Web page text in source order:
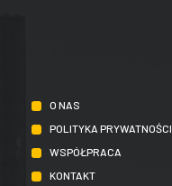
O NAS
POLITYKA PRYWATNOŚCI
WSPÓŁPRACA
KONTAKT